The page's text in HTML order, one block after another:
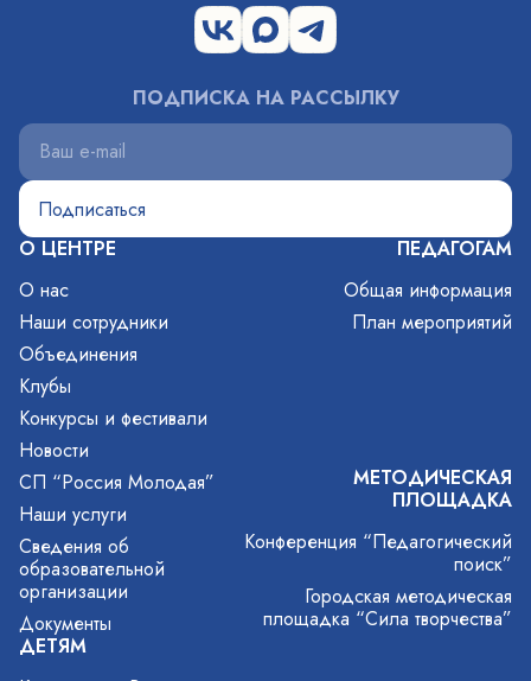
О ЦЕНТРЕ
О нас
Наши сотрудники
Объединения
Клубы
Конкурсы и фестивали
Новости
СП “Россия Молодая”
Наши услуги
Сведения об
образовательной
организации
Документы
ДЕТЯМ
ПЕДАГОГАМ
Общая информация
План мероприятий
МЕТОДИЧЕСКАЯ
ПЛОЩАДКА
Конференция “Педагогический
поиск”
Городская методическая
площадка “Сила творчества”
ПОДПИСКА НА РАССЫЛКУ